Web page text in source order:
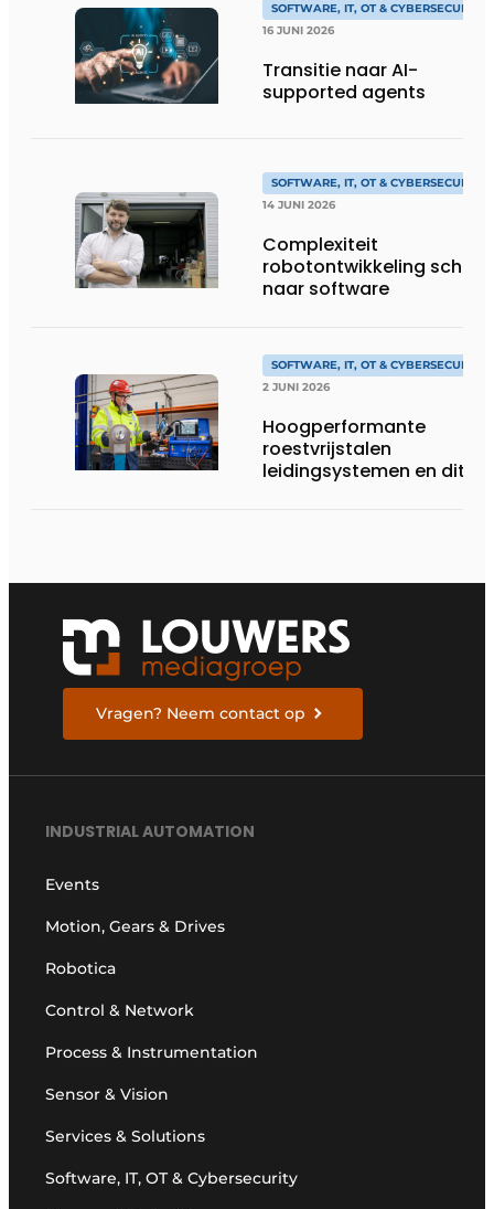
SOFTWARE, IT, OT & CYBERSECURITY
16 JUNI 2026
Transitie naar AI-
supported agents
SOFTWARE, IT, OT & CYBERSECURITY
14 JUNI 2026
Complexiteit
robotontwikkeling schuift
naar software
SOFTWARE, IT, OT & CYBERSECURITY
2 JUNI 2026
Hoogperformante
roestvrijstalen
leidingsystemen en dito
Vragen? Neem contact op
INDUSTRIAL AUTOMATION
Events
Motion, Gears & Drives
Robotica
Control & Network
Process & Instrumentation
Sensor & Vision
Services & Solutions
Software, IT, OT & Cybersecurity